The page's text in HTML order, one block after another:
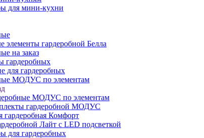
для мини-кухни
элементы гардеробной Белла
на заказ
гардеробных
для гардеробных
МОДУС по элементам
МОДУС по элементам
гардеробной МОДУС
гардеробная Комфорт
Лайт с LED подсветкой
для гардеробных